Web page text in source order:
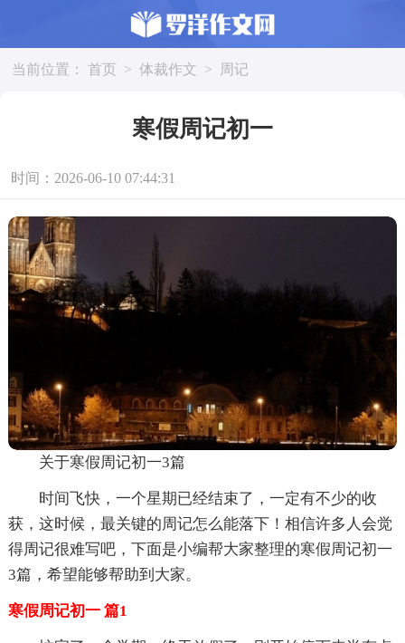
当前位置： 首页 > 体裁作文 > 周记
寒假周记初一
时间：2026-06-10 07:44:31
关于寒假周记初一3篇
时间飞快，一个星期已经结束了，一定有不少的收
获，这时候，最关键的周记怎么能落下！相信许多人会觉
得周记很难写吧，下面是小编帮大家整理的寒假周记初一
3篇，希望能够帮助到大家。
寒假周记初一 篇1